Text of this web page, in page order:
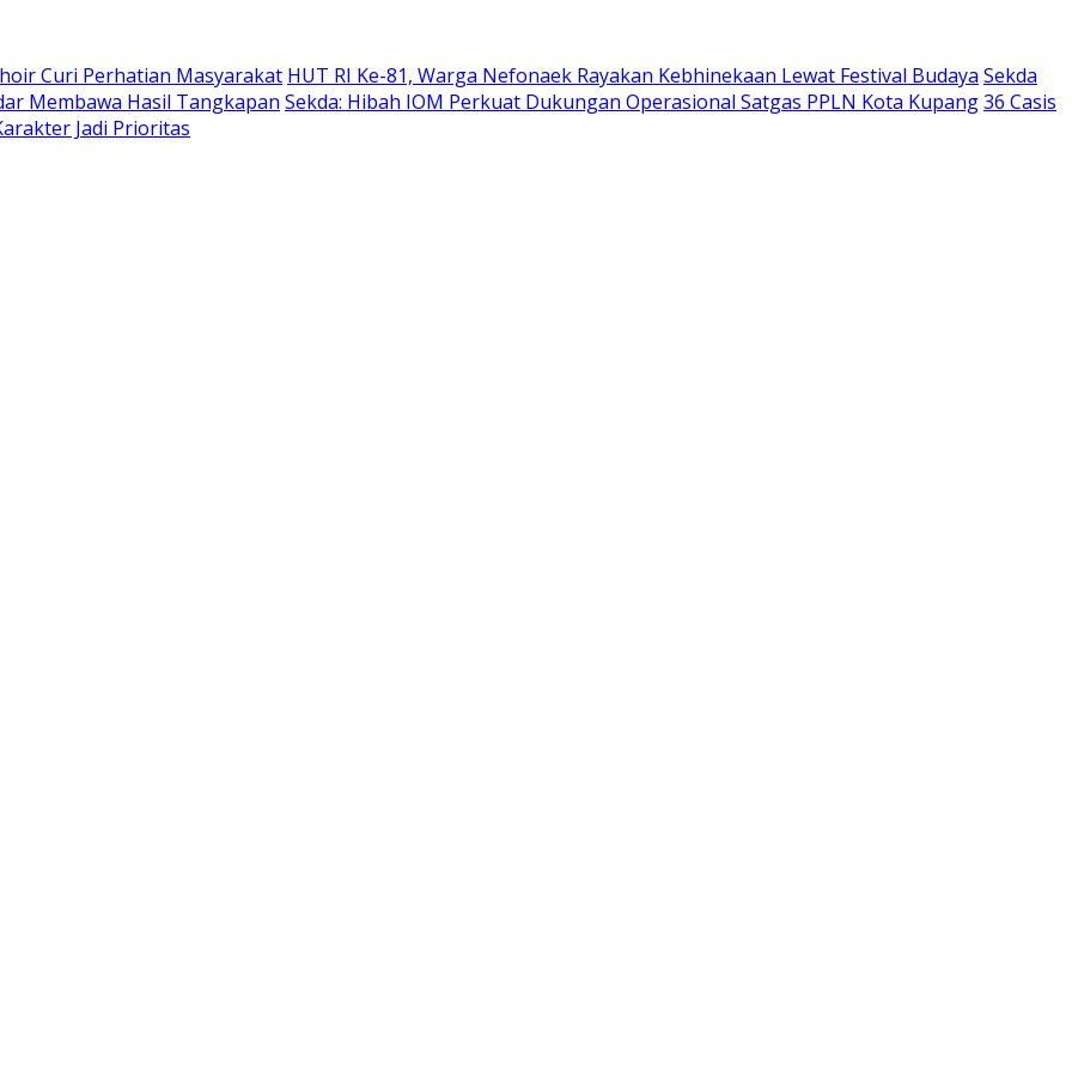
Curi Perhatian Masyarakat HUT RI Ke-81, Warga Nefonaek Rayakan Kebhinekaan Lewat Festival Budaya Sekda
Membawa Hasil Tangkapan Sekda: Hibah IOM Perkuat Dukungan Operasional Satgas PPLN Kota Kupang36 Casis
Jadi Prioritas